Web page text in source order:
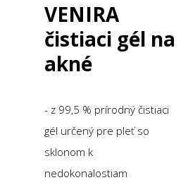
VENIRA
čistiaci gél na
akné
- z 99,5 % prírodný čistiaci
gél určený pre pleť so
sklonom k
nedokonalostiam